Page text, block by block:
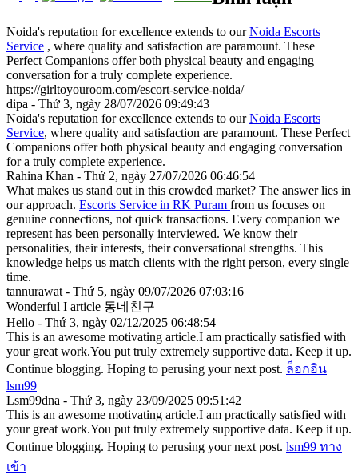
Noida's reputation for excellence extends to ourNoida Escorts
Service , where quality and satisfaction are paramount. These
Perfect Companions offer both physical beauty and engaging
conversation for a truly complete experience.
https://girltoyouroom.com/escort-service-noida/
dipa - Thứ 3, ngày 28/07/2026 09:49:43
Noida's reputation for excellence extends to ourNoida Escorts
Service, where quality and satisfaction are paramount. These Perfect
Companions offer both physical beauty and engaging conversation
for a truly complete experience.
Rahina Khan - Thứ 2, ngày 27/07/2026 06:46:54
What makes us stand out in this crowded market? The answer lies in
our approach. Escorts Service in RK Puram from us focuses on
genuine connections, not quick transactions. Every companion we
represent has been personally interviewed. We know their
personalities, their interests, their conversational strengths. This
knowledge helps us match clients with the right person, every single
time.
tannurawat - Thứ 5, ngày 09/07/2026 07:03:16
Wonderful I article 동네친구
Hello - Thứ 3, ngày 02/12/2025 06:48:54
This is an awesome motivating article.I am practically satisfied with
your great work.You put truly extremely supportive data. Keep it up.
Continue blogging. Hoping to perusing your next post. ล็อกอิน
lsm99
Lsm99dna - Thứ 3, ngày 23/09/2025 09:51:42
This is an awesome motivating article.I am practically satisfied with
your great work.You put truly extremely supportive data. Keep it up.
Continue blogging. Hoping to perusing your next post. lsm99 ทาง
เข้า